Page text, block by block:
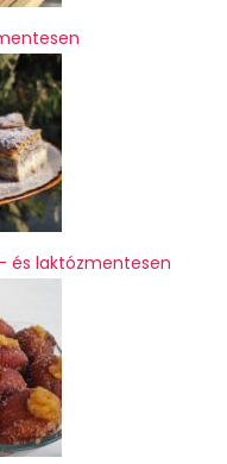
és laktózmentesen